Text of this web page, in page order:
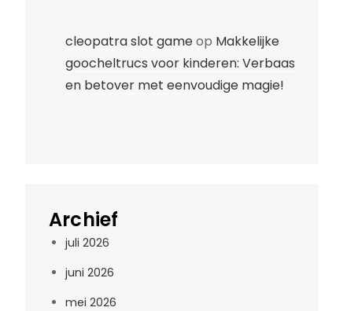
cleopatra slot gameop Makkelijke
goocheltrucs voor kinderen: Verbaas
en betover met eenvoudige magie!
Archief
juli 2026
juni 2026
mei 2026